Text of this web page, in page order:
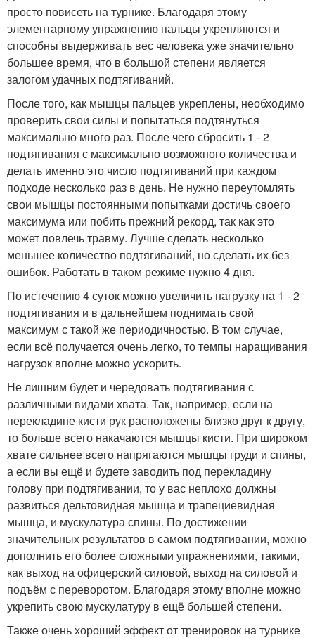
просто повисеть на турнике. Благодаря этому
элементарному упражнению пальцы укрепляются и
способны выдерживать вес человека уже значительно
большее время, что в большой степени является
залогом удачных подтягиваний.
После того, как мышцы пальцев укреплены, необходимо
проверить свои силы и попытаться подтянуться
максимально много раз. После чего сбросить 1 - 2
подтягивания с максимально возможного количества и
делать именно это число подтягиваний при каждом
подходе несколько раз в день. Не нужно переутомлять
свои мышцы постоянными попытками достичь своего
максимума или побить прежний рекорд, так как это
может повлечь травму. Лучше сделать несколько
меньшее количество подтягиваний, но сделать их без
ошибок. Работать в таком режиме нужно 4 дня.
По истечению 4 суток можно увеличить нагрузку на 1 - 2
подтягивания и в дальнейшем поднимать свой
максимум с такой же периодичностью. В том случае,
если всё получается очень легко, то темпы наращивания
нагрузок вполне можно ускорить.
Не лишним будет и чередовать подтягивания с
различными видами хвата. Так, например, если на
перекладине кисти рук расположены близко друг к другу,
то больше всего накачаются мышцы кисти. При широком
хвате сильнее всего напрягаются мышцы груди и спины,
а если вы ещё и будете заводить под перекладину
голову при подтягивании, то у вас неплохо должны
развиться дельтовидная мышца и трапециевидная
мышца, и мускулатура спины. По достижении
значительных результатов в самом подтягивании, можно
дополнить его более сложными упражнениями, такими,
как выход на офицерский силовой, выход на силовой и
подъём с переворотом. Благодаря этому вполне можно
укрепить свою мускулатуру в ещё большей степени.
Также очень хороший эффект от тренировок на турнике